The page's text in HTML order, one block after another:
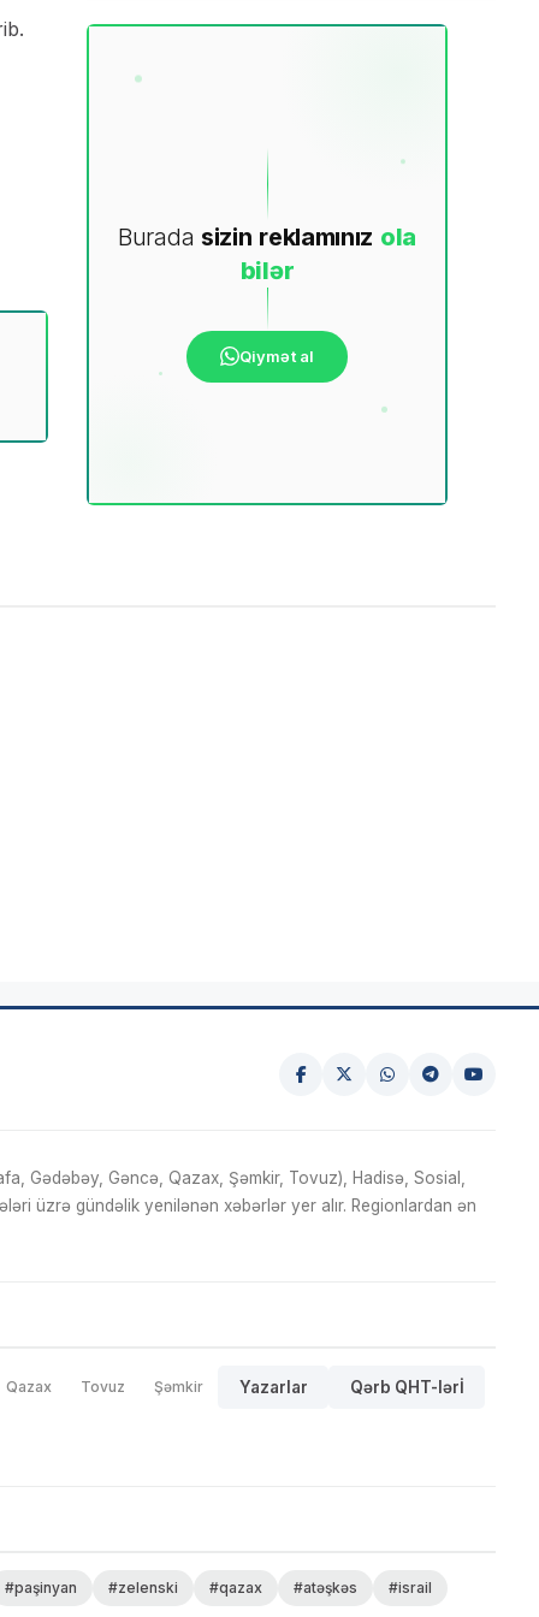
Burada sizin reklamınız ola
bilər
Qiymət al
Gədəbəy, Gəncə, Qazax, Şəmkir, Tovuz), Hadisə, Sosial,
üzrə gündəlik yenilənən xəbərlər yer alır. Regionlardan ən
Qazax Tovuz Şəmkir Yazarlar Qərb QHT-lərİ
#paşinyan #zelenski #qazax #atəşkəs
#israil